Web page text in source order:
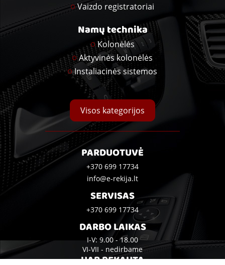
Vaizdo registratoriai
Namų technika
Kolonėlės
Aktyvinės kolonėlės
Instaliacinės sistemos
Visos kategorijos
PARDUOTUVĖ
+370 699 17734
info@e-rekija.lt
SERVISAS
+370 699 17734
DARBO LAIKAS
I-V: 9.00 - 18.00
VI-VII - nedirbame
UAB REKAUTA